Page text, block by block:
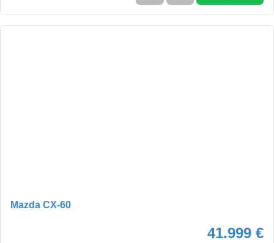
Mazda CX-60
41.999 €